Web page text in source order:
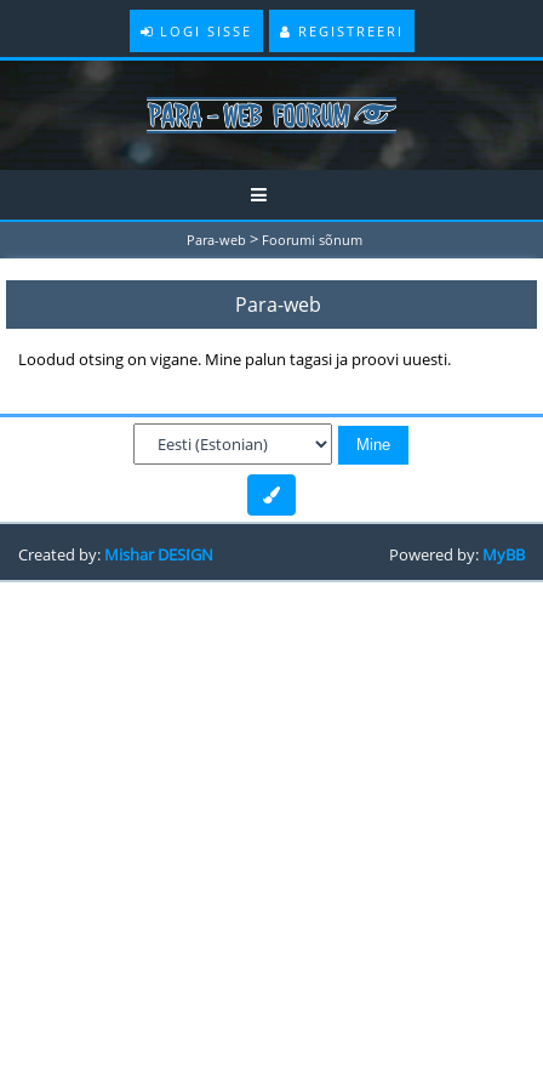
LOGI SISSE REGISTREERI
Para-web > Foorumi sõnum
Para-web
Loodud otsing on vigane. Mine palun tagasi ja proovi uuesti.
Created by: Mishar DESIGN Powered by: MyBB